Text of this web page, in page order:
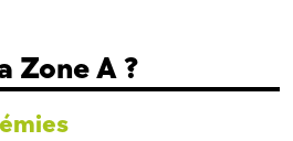
Zone A ?